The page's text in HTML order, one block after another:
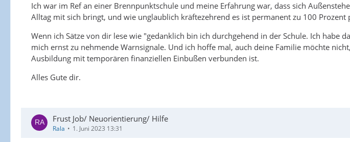
Ich war im Ref an einer Brennpunktschule und meine Erfahrung war, dass sich
Alltag mit sich bringt, und wie unglaublich kräftezehrend es ist permanent zu 100
Wenn ich Sätze von dir lese wie "gedanklich bin ich durchgehend in der Schule. Ich
mich ernst zu nehmende Warnsignale. Und ich hoffe mal, auch deine Familie möchte
Ausbildung mit temporären finanziellen Einbußen verbunden ist.
Alles Gute dir.
Frust Job/ Neuorientierung/ Hilfe
Rala 1. Juni 2023 13:31